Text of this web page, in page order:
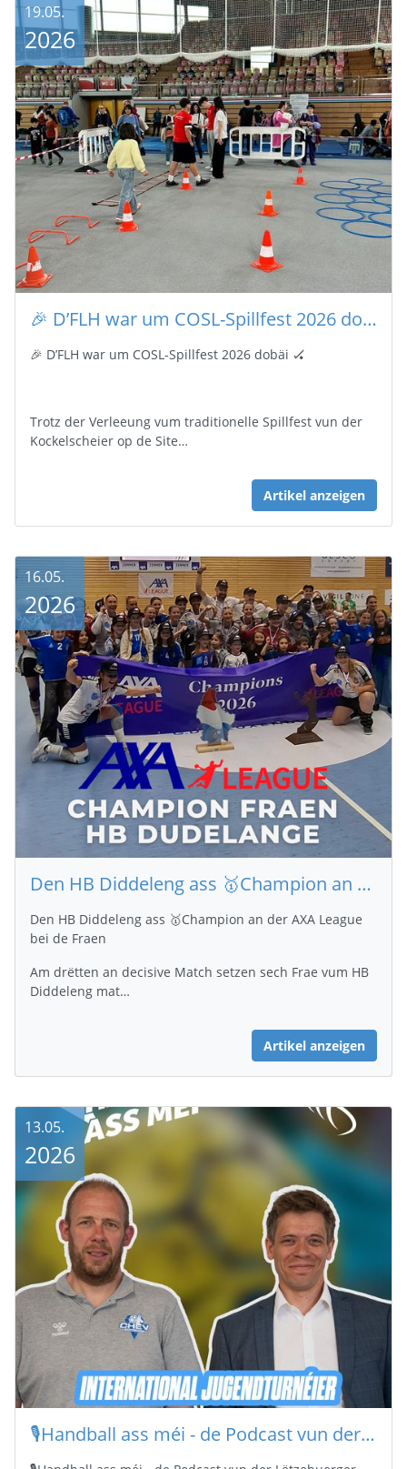
🎉 D’FLH war um COSL-Spillfest 2026 dobäi 🏑
🎉 D’FLH war um COSL-Spillfest 2026 dobäi 🏑
Trotz der Verleeung vum traditionelle Spillfest vun der
Kockelscheier op de Site…
Artikel anzeigen
19.05.
2026
Den HB Diddeleng ass 🥇Champion an der AXA League bei de Fraen
Den HB Diddeleng ass 🥇Champion an der AXA League
bei de Fraen
Am drëtten an decisive Match setzen sech Frae vum HB
Diddeleng mat…
Artikel anzeigen
16.05.
2026
🎙️Handball ass méi - de Podcast vun der Lëtzebuerger Handballfederatioun
13.05.
2026